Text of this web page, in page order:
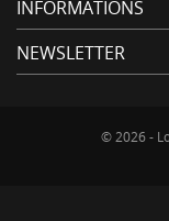
INFORMATIONS
NEWSLETTER
© 2026 -